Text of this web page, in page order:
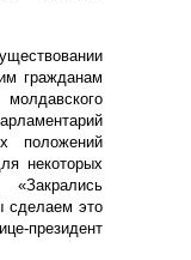
гражданам
положений
некоторых
сделаем это
президент